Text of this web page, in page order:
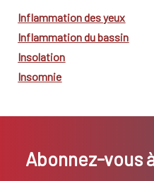
Inflammation des yeux
Inflammation du bassin
Insolation
Insomnie
Abonnez-vous